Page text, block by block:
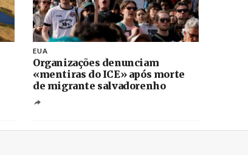
EUA
Organizações denunciam
«mentiras do ICE» após morte
de migrante salvadorenho